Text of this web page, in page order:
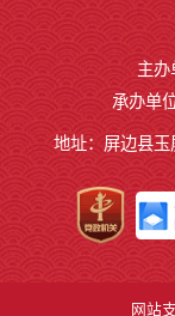
主办
承办单
地址：屏边县
网站